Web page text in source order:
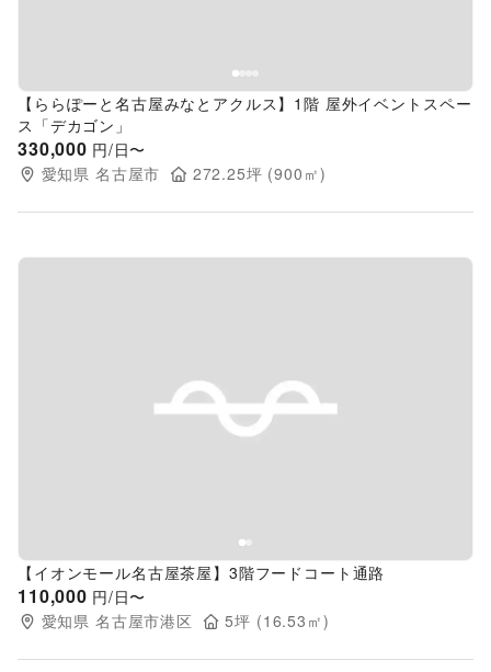
【ららぽーと名古屋みなとアクルス】1階 屋外イベントスペー
ス「デカゴン」
330,000 円/日〜
愛知県 名古屋市 272.25坪 (900 ㎡)
Previous slide
【イオンモール名古屋茶屋】3階フードコート通路
110,000 円/日〜
愛知県 名古屋市港区 5坪 (16.53 ㎡)